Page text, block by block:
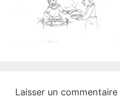
Laisser un commentaire